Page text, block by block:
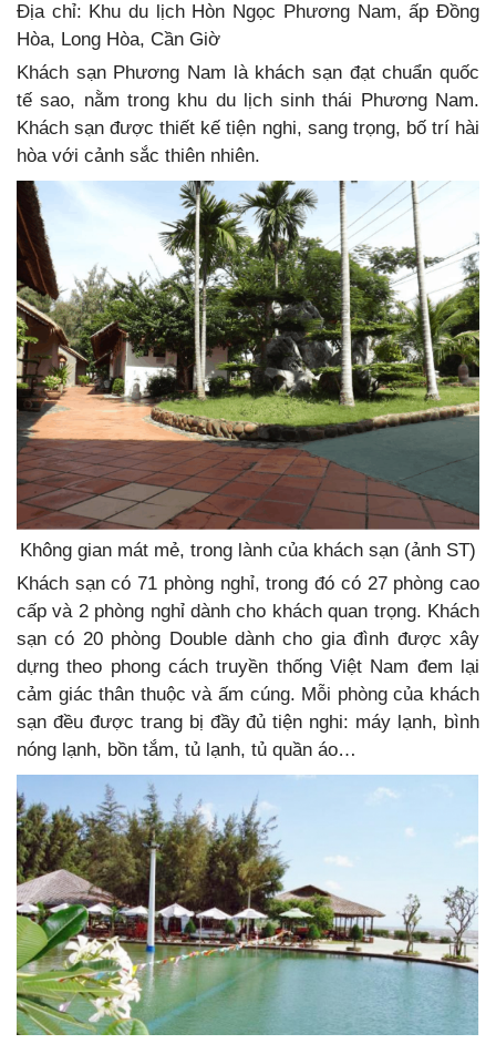
Địa chỉ: Khu du lịch Hòn Ngọc Phương Nam, ấp Đồng
Hòa, Long Hòa, Cần Giờ
Khách sạn Phương Nam là khách sạn đạt chuẩn quốc
tế sao, nằm trong khu du lịch sinh thái Phương Nam.
Khách sạn được thiết kế tiện nghi, sang trọng, bố trí hài
hòa với cảnh sắc thiên nhiên.
Không gian mát mẻ, trong lành của khách sạn (ảnh ST)
Khách sạn có 71 phòng nghỉ, trong đó có 27 phòng cao
cấp và 2 phòng nghỉ dành cho khách quan trọng. Khách
sạn có 20 phòng Double dành cho gia đình được xây
dựng theo phong cách truyền thống Việt Nam đem lại
cảm giác thân thuộc và ấm cúng. Mỗi phòng của khách
sạn đều được trang bị đầy đủ tiện nghi: máy lạnh, bình
nóng lạnh, bồn tắm, tủ lạnh, tủ quần áo…